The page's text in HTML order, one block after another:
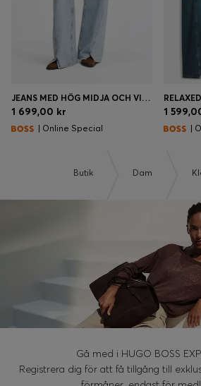
JEANS MED HÖG MIDJA OCH VIDA BEN
1 699,00 kr
| Online Special
1
|
Butik Dam
Gå med i HUGO BOSS
Registrera dig för att få tillgång till